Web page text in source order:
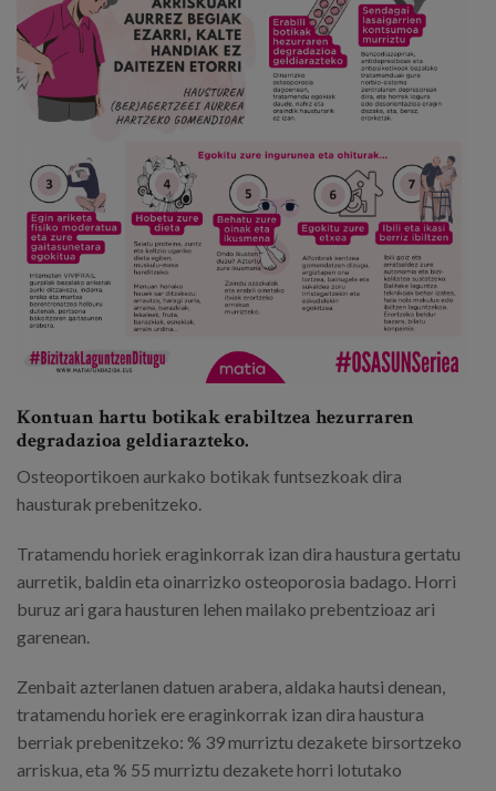
Kontuan hartu botikak erabiltzea hezurraren
degradazioa geldiarazteko.
Osteoportikoen aurkako botikak funtsezkoak dira
hausturak prebenitzeko.
Tratamendu horiek eraginkorrak izan dira haustura gertatu
aurretik, baldin eta oinarrizko osteoporosia badago. Horri
buruz ari gara hausturen lehen mailako prebentzioaz ari
garenean.
Zenbait azterlanen datuen arabera, aldaka hautsi denean,
tratamendu horiek ere eraginkorrak izan dira haustura
berriak prebenitzeko: % 39 murriztu dezakete birsortzeko
arriskua, eta % 55 murriztu dezakete horri lotutako